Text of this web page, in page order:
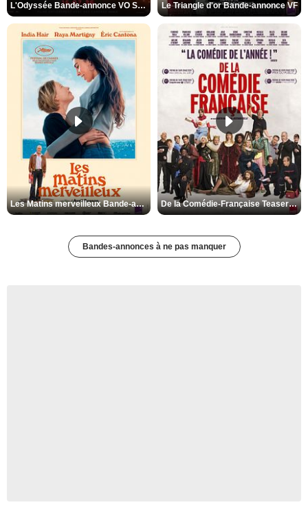
L'Odyssée Bande-annonce VO STFR Le Triangle d'or Bande-annonce VF
Les Matins merveilleux Bande-annonce VF De la Comédie-Française Teaser VF
Bandes-annonces à ne pas manquer